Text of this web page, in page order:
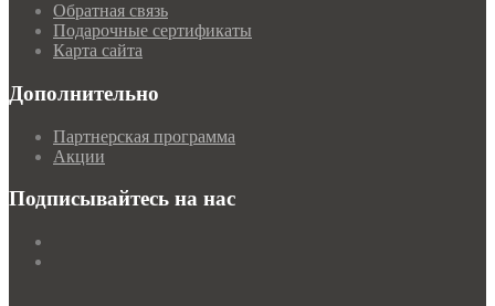
Обратная связь
Подарочные сертификаты
Карта сайта
Дополнительно
Партнерская программа
Акции
Подписывайтесь на нас